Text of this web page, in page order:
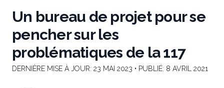
Amos, Qc 14°C
Un bureau de projet pour se
pencher sur les
problématiques de la 117
DERNIÈRE MISE À JOUR: 23 MAI 2023 • PUBLIÉ: 8 AVRIL 2021